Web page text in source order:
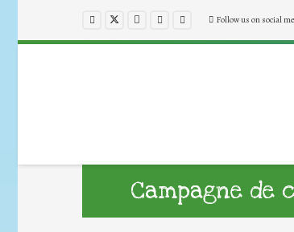
Follow us on social
Campagne de